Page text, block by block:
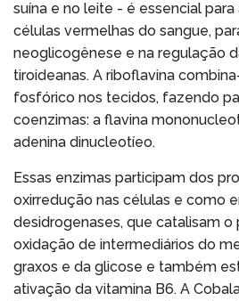
suína e no leite - é essencial
células vermelhas do sangue,
neoglicogênese e na regulação
tiroideanas. A riboflavina
fosfórico nos tecidos, fazendo
coenzimas: a flavina
adenina dinucleotíeo.
Essas enzimas participam dos
oxirredução nas células e como
desidrogenases, que catalisam o
oxidação de intermediários do
graxos e da glicose e também
ativação da vitamina B6. A